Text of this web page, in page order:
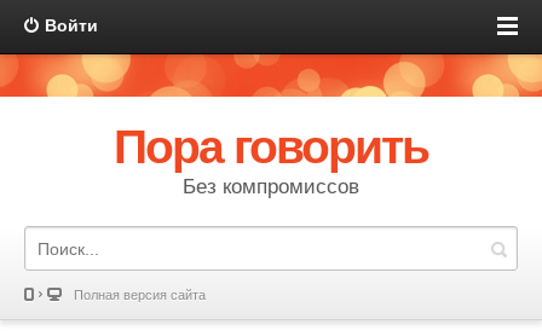
Войти
Пора говорить
Без компромиссов
Полная версия сайта